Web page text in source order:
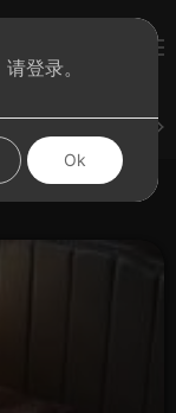
登录。
Ok